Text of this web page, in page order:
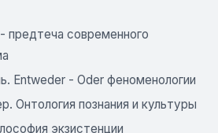
предтеча современного
Entweder - Oder феноменологии
Онтология познания и культуры
экзистенции